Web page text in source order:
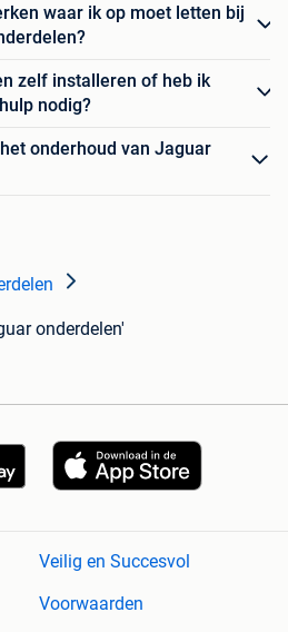
waar ik op moet letten bij
zelf installeren of heb ik
nodig?
onderhoud van Jaguar
onderdelen'
Veilig en Succesvol
Voorwaarden